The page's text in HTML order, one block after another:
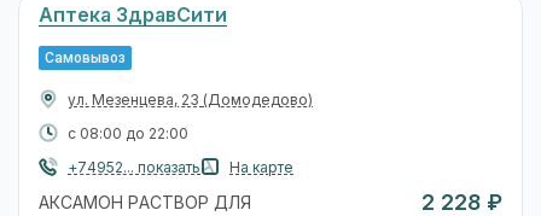
Аптека ЗдравСити
Самовывоз
ул. Мезенцева, 23 (Домодедово)
с 08:00 до 22:00
+74952... показать
На карте
АКСАМОН РАСТВОР ДЛЯ
2 228 ₽